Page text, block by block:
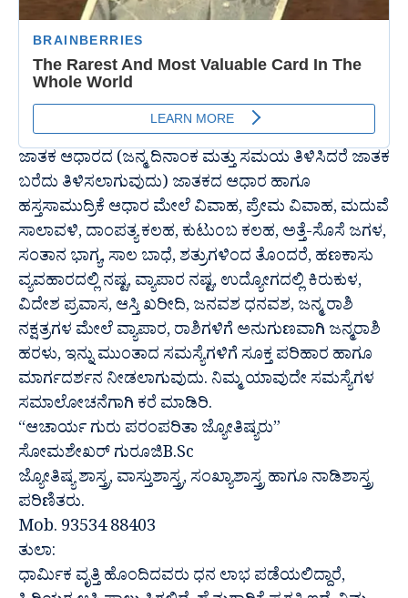
ಜಾತಕ ಆಧಾರದ (ಜನ್ಮ ದಿನಾಂಕ ಮತ್ತು ಸಮಯ ತಿಳಿಸಿದರೆ ಜಾತಕ
ಬರೆದು ತಿಳಿಸಲಾಗುವುದು) ಜಾತಕದ ಆಧಾರ ಹಾಗೂ
ಹಸ್ತಸಾಮುದ್ರಿಕೆ ಆಧಾರ ಮೇಲೆ ವಿವಾಹ, ಪ್ರೇಮ ವಿವಾಹ, ಮದುವೆ
ಸಾಲಾವಳಿ, ದಾಂಪತ್ಯ ಕಲಹ, ಕುಟುಂಬ ಕಲಹ, ಅತ್ತೆ-ಸೊಸೆ ಜಗಳ,
ಸಂತಾನ ಭಾಗ್ಯ, ಸಾಲ ಬಾಧೆ, ಶತ್ರುಗಳಿಂದ ತೊಂದರೆ, ಹಣಕಾಸು
ವ್ಯವಹಾರದಲ್ಲಿ ನಷ್ಟ, ವ್ಯಾಪಾರ ನಷ್ಟ, ಉದ್ಯೋಗದಲ್ಲಿ ಕಿರುಕುಳ,
ವಿದೇಶ ಪ್ರವಾಸ, ಆಸ್ತಿ ಖರೀದಿ, ಜನವಶ ಧನವಶ, ಜನ್ಮ ರಾಶಿ
ನಕ್ಷತ್ರಗಳ ಮೇಲೆ ವ್ಯಾಪಾರ, ರಾಶಿಗಳಿಗೆ ಅನುಗುಣವಾಗಿ ಜನ್ಮರಾಶಿ
ಹರಳು, ಇನ್ನು ಮುಂತಾದ ಸಮಸ್ಯೆಗಳಿಗೆ ಸೂಕ್ತ ಪರಿಹಾರ ಹಾಗೂ
ಮಾರ್ಗದರ್ಶನ ನೀಡಲಾಗುವುದು. ನಿಮ್ಮ ಯಾವುದೇ ಸಮಸ್ಯೆಗಳ
ಸಮಾಲೋಚನೆಗಾಗಿ ಕರೆ ಮಾಡಿರಿ.
“ಆಚಾರ್ಯ ಗುರು ಪರಂಪರಿತಾ ಜ್ಯೋತಿಷ್ಯರು”
ಸೋಮಶೇಖರ್ ಗುರೂಜಿB.Sc
ಜ್ಯೋತಿಷ್ಯ ಶಾಸ್ತ್ರ, ವಾಸ್ತುಶಾಸ್ತ್ರ, ಸಂಖ್ಯಾಶಾಸ್ತ್ರ ಹಾಗೂ ನಾಡಿಶಾಸ್ತ್ರ
ಪರಿಣಿತರು.
Mob. 93534 88403
ತುಲಾ:
ಧಾರ್ಮಿಕ ವೃತ್ತಿ ಹೊಂದಿದವರು ಧನ ಲಾಭ ಪಡೆಯಲಿದ್ದಾರೆ,